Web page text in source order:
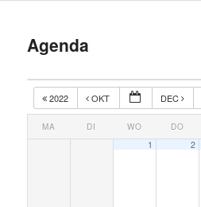
inhoud
Agenda
2022 OKT DEC
MA DI WO DO
1 2